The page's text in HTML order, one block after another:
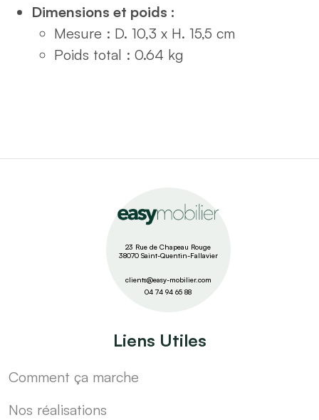
Dimensions et poids :
Mesure : D. 10,3 x H. 15,5 cm
Poids total : 0.64 kg
23 Rue de Chapeau Rouge
38070 Saint-Quentin-Fallavier
clients@easy-mobilier.com
04 74 94 65 88
Liens Utiles
Comment ça marche
Nos réalisations